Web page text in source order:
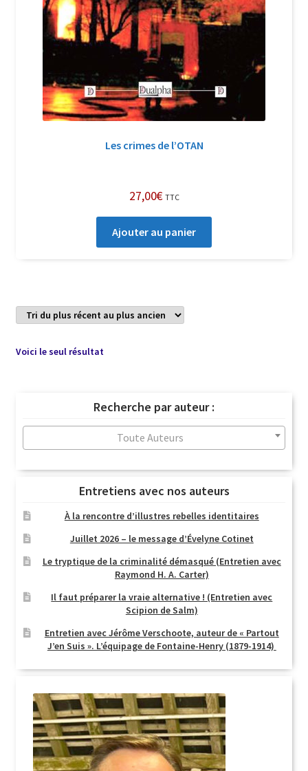
Soutien à Philippe Randa
Suivi de la Commande
Les crimes de l’OTAN
27,00€ TTC
Ajouter au panier
Voici le seul résultat
Recherche par auteur :
Toute Auteurs
Entretiens avec nos auteurs
À la rencontre d’illustres rebelles identitaires
Juillet 2026 – le message d’Évelyne Cotinet
Le tryptique de la criminalité démasqué (Entretien avec
Raymond H. A. Carter)
Il faut préparer la vraie alternative ! (Entretien avec
Scipion de Salm)
Entretien avec Jérôme Verschoote, auteur de « Partout
J’en Suis ». L’équipage de Fontaine-Henry (1879-1914)